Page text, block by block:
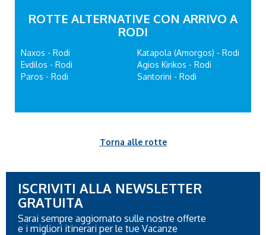
ROTTE ALTERNATIVE CON ARRIVO A
RODI
Naxos - Rodi
Evdilos - Rodi
Paros - Rodi
Katapola (Amorgos) - Rodi
Agios Kirikos - Rodi
Santorini - Rodi
Torna alle rotte
ISCRIVITI ALLA NEWSLETTER
GRATUITA
Sarai sempre aggiornato sulle nostre offerte
e i migliori itinerari per le tue Vacanze